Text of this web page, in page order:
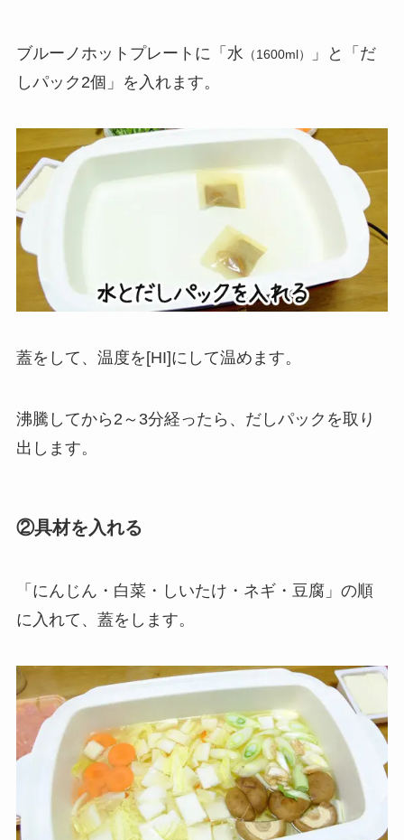
ブルーノホットプレートに「水 （1600ml）
」と「だ
しパック2個」を入れます。
蓋をして、温度を[HI]にして温めます。
沸騰してから2～3分経ったら、だしパックを取り
出します。
②具材を入れる
「にんじん・白菜・しいたけ・ネギ・豆腐」の順
に入れて、蓋をします。